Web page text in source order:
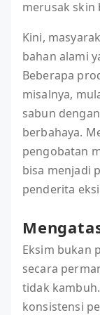
merusak skin
Kini,
bahan alami
Beberapa
misalnya,
sabun
berbahaya.
pengobatan
bisa menjadi
penderita
Eksim bukan
secara
tidak
konsistensi